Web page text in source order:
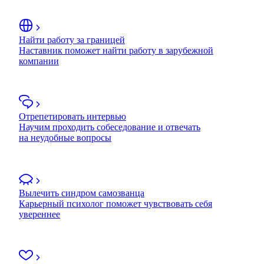
Найти работу за границей
Наставник поможет найти работу в зарубежной
компании
Отрепетировать интервью
Научим проходить собеседование и отвечать
на неудобные вопросы
Вылечить синдром самозванца
Карьерный психолог поможет чувствовать себя
увереннее